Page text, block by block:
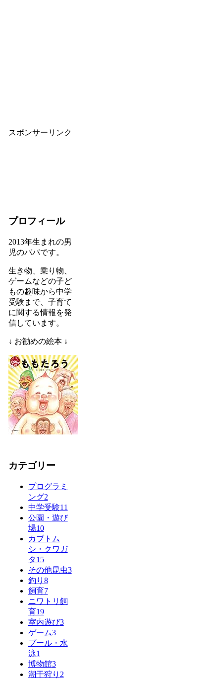
スポンサーリンク
プロフィール
2013年生まれの男
児のパパです。
生き物、乗り物、
ゲームなどの子ど
もの趣味から中学
受験まで、子育て
に関する情報を発
信しています。
↓ お勧めの絵本 ↓
カテゴリー
プログラミ
ング2
中学受験11
公園・遊び
場10
カブトム
シ・クワガ
タ15
その他昆虫3
釣り 8
飼育7
ニワトリ飼
育19
室内遊び3
ゲーム3
プール・水
泳1
博物館3
潮干狩り 2